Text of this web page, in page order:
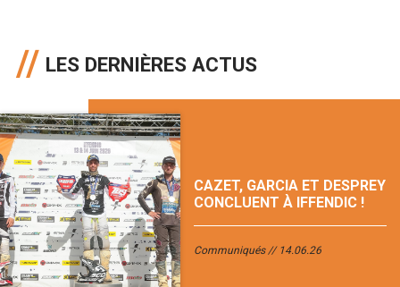
LES DERNIÈRES ACTUS
CAZET, GARCIA ET DESPREY
CONCLUENT À IFFENDIC !
Communiqués 14.06.26